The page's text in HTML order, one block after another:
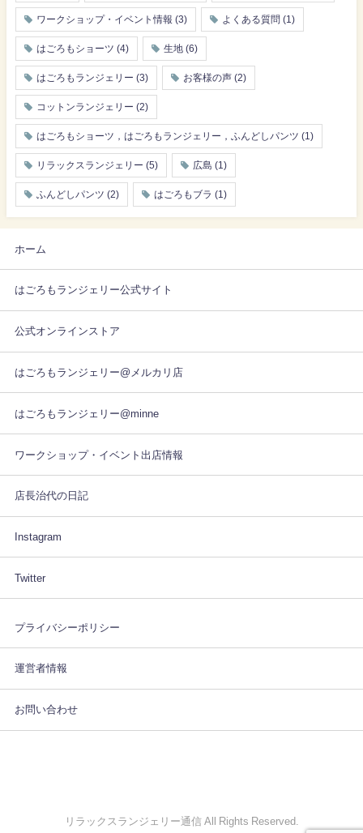
ワークショップ・イベント情報 (3) よくある質問 (1)
はごろもショーツ (4) 生地 (6)
はごろもランジェリー (3) お客様の声 (2)
コットンランジェリー (2)
はごろもショーツ，はごろもランジェリー，ふんどしパンツ (1)
リラックスランジェリー (5) 広島 (1)
ふんどしパンツ (2) はごろもブラ (1)
ホーム
はごろもランジェリー公式サイト
公式オンラインストア
はごろもランジェリー@メルカリ店
はごろもランジェリー@minne
ワークショップ・イベント出店情報
店長治代の日記
Instagram
Twitter
プライバシーポリシー
運営者情報
お問い合わせ
リラックスランジェリー通信 All Rights Reserved.